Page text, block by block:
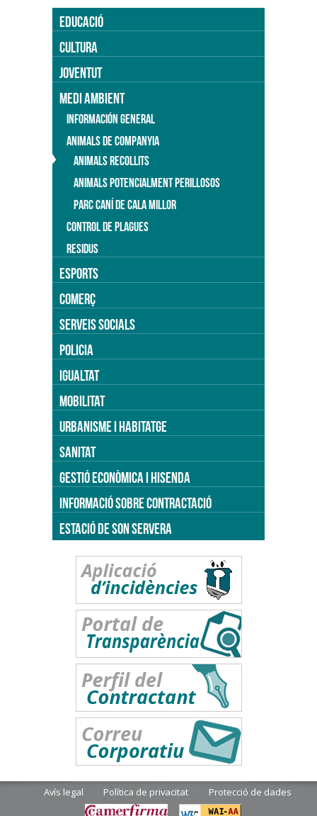
EDUCACIÓ
CULTURA
JOVENTUT
MEDI AMBIENT
INFORMACIÓN GENERAL
ANIMALS DE COMPANYIA
ANIMALS RECOLLITS
ANIMALS POTENCIALMENT PERILLOSOS
PARC CANÍ DE CALA MILLOR
CONTROL DE PLAGUES
RESIDUS
ESPORTS
COMERÇ
SERVEIS SOCIALS
POLICIA
IGUALTAT
MOBILITAT
URBANISME I HABITATGE
SANITAT
GESTIÓ ECONÒMICA I HISENDA
INFORMACIÓ SOBRE CONTRACTACIÓ
ESTACIÓ DE SON SERVERA
Avís legal Política de privacitat Protecció de dades